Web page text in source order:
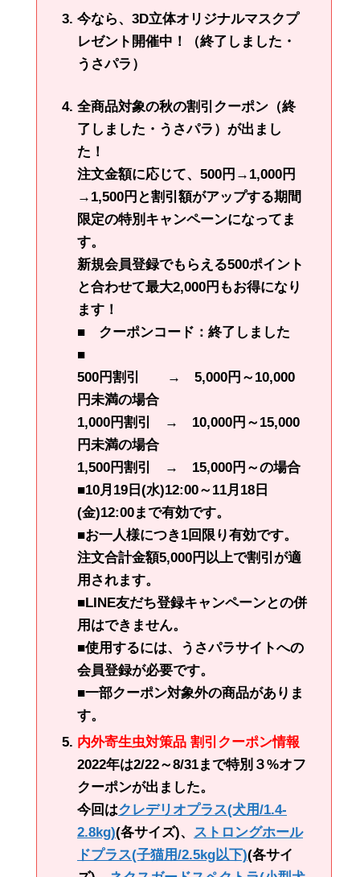
今なら、3D立体オリジナルマスクプ
レゼント開催中！（終了しました・
うさパラ）
全商品対象の秋の割引クーポン（終
了しました・うさパラ）が出まし
た！
注文金額に応じて、500円→1,000円
→1,500円と割引額がアップする期間
限定の特別キャンペーンになってま
す。
新規会員登録でもらえる500ポイント
と合わせて最大2,000円もお得になり
ます！
■ クーポンコード：終了しました
■
500円割引 → 5,000円～10,000
円未満の場合
1,000円割引 → 10,000円～15,000
円未満の場合
1,500円割引 → 15,000円～の場合
■10月19日(水)12:00～11月18日
(金)12:00まで有効です。
■お一人様につき1回限り有効です。
注文合計金額5,000円以上で割引が適
用されます。
■LINE友だち登録キャンペーンとの併
用はできません。
■使用するには、うさパラサイトへの
会員登録が必要です。
■一部クーポン対象外の商品がありま
す。
内外寄生虫対策品 割引クーポン情報
2022年は2/22～8/31まで特別３%オフ
クーポンが出ました。
今回はクレデリオプラス(犬用/1.4-
2.8kg)(各サイズ)、 ストロングホール
ドプラス(子猫用/2.5kg以下)(各サイ